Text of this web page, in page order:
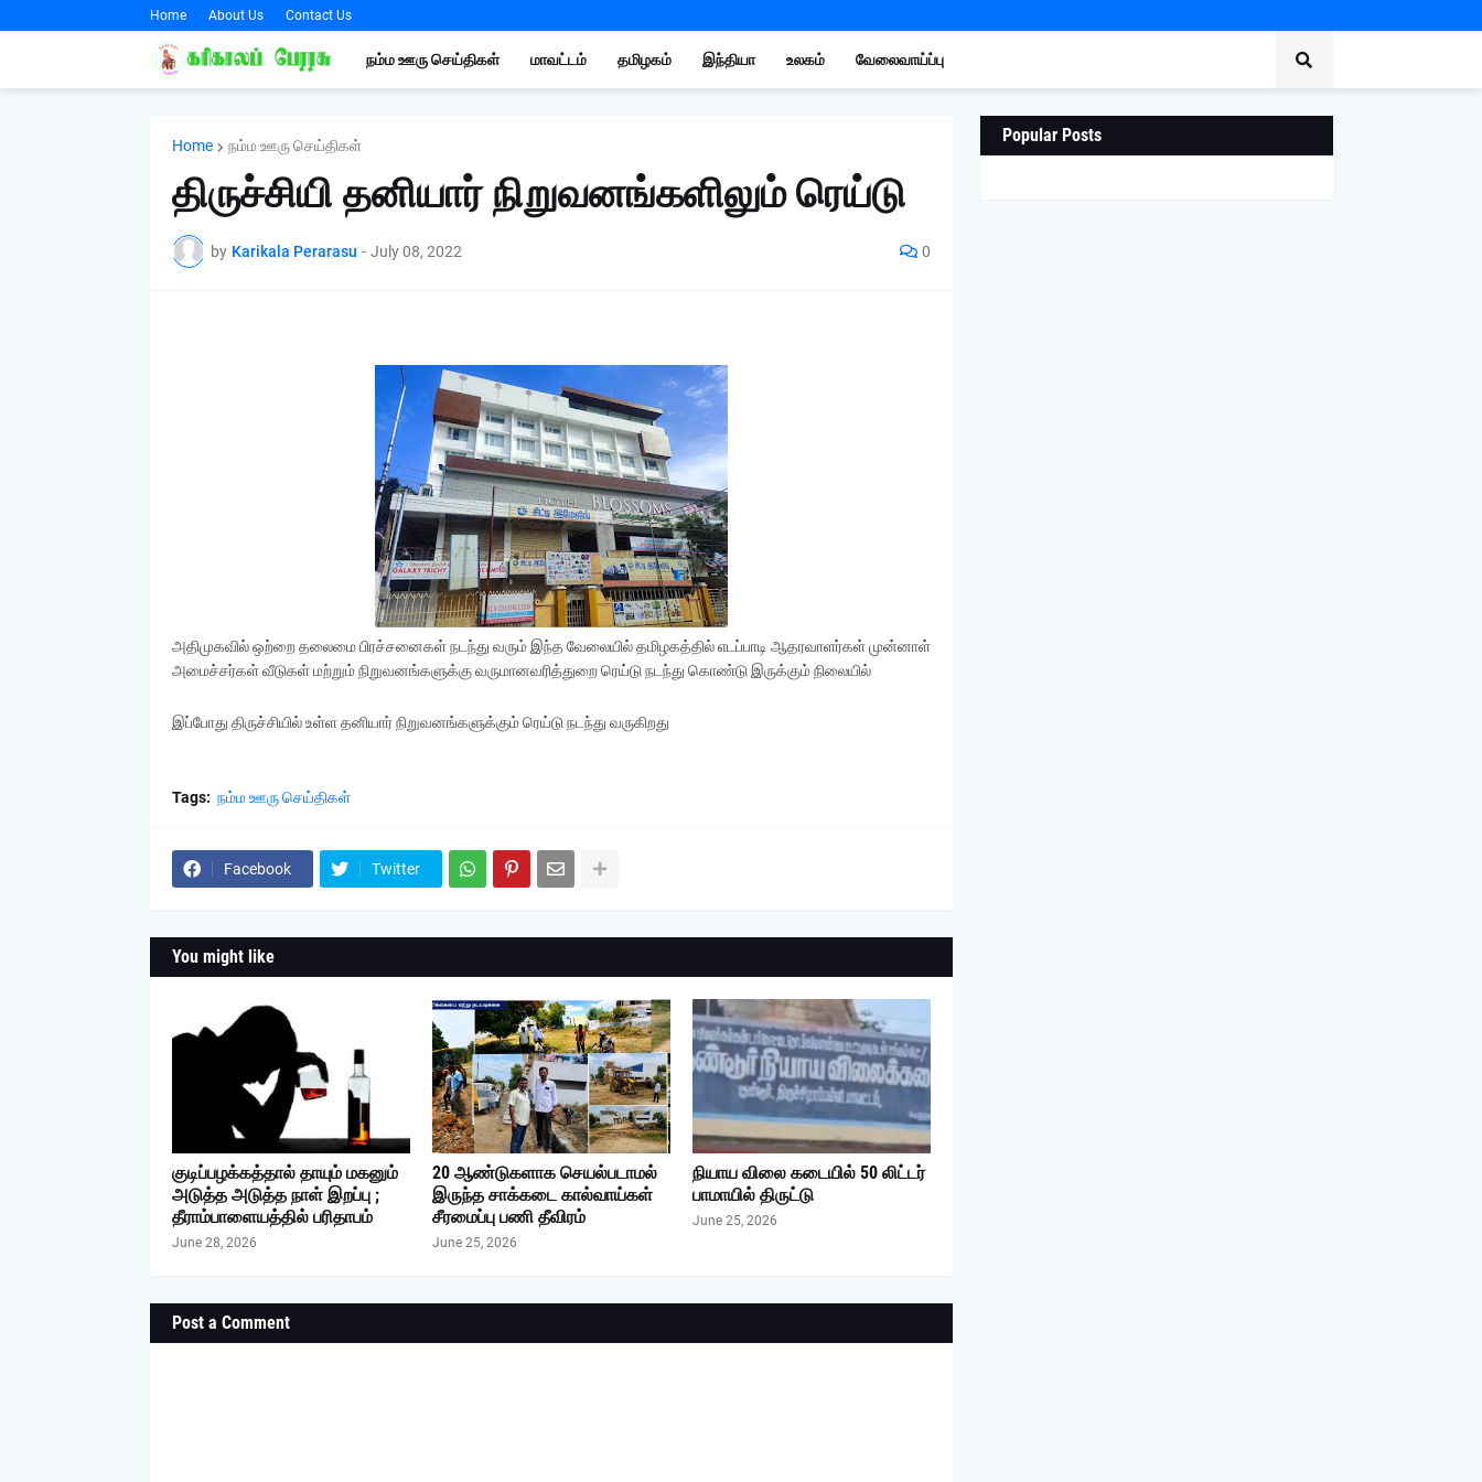
Home About Us Contact Us
நம்ம ஊரு செய்திகள் மாவட்டம் தமிழகம் இந்தியா உலகம் வேலைவாய்ப்பு
Home நம்ம ஊரு செய்திகள்
திருச்சியி தனியார் நிறுவனங்களிலும் ரெய்டு
by Karikala Perarasu - July 08, 2022 0
அதிமுகவில் ஒற்றை தலைமை பிரச்சனைகள் நடந்து வரும் இந்த வேலையில் தமிழகத்தில் எடப்பாடி ஆதரவாளர்கள் முன்னாள்
அமைச்சர்கள் வீடுகள் மற்றும் நிறுவனங்களுக்கு வருமானவரித்துறை ரெய்டு நடந்து கொண்டு இருக்கும் நிலையில்
இப்போது திருச்சியில் உள்ள தனியார் நிறுவனங்களுக்கும் ரெய்டு நடந்து வருகிறது
Tags: நம்ம ஊரு செய்திகள்
Facebook Twitter
You might like
குடிப்பழக்கத்தால் தாயும் மகனும்
அடுத்த அடுத்த நாள் இறப்பு ;
தீராம்பாளையத்தில் பரிதாபம்
June 28, 2026
20 ஆண்டுகளாக செயல்படாமல்
இருந்த சாக்கடை கால்வாய்கள்
சீரமைப்பு பணி தீவிரம்
June 25, 2026
நியாய விலை கடையில் 50 லிட்டர்
பாமாயில் திருட்டு
June 25, 2026
Post a Comment
Popular Posts